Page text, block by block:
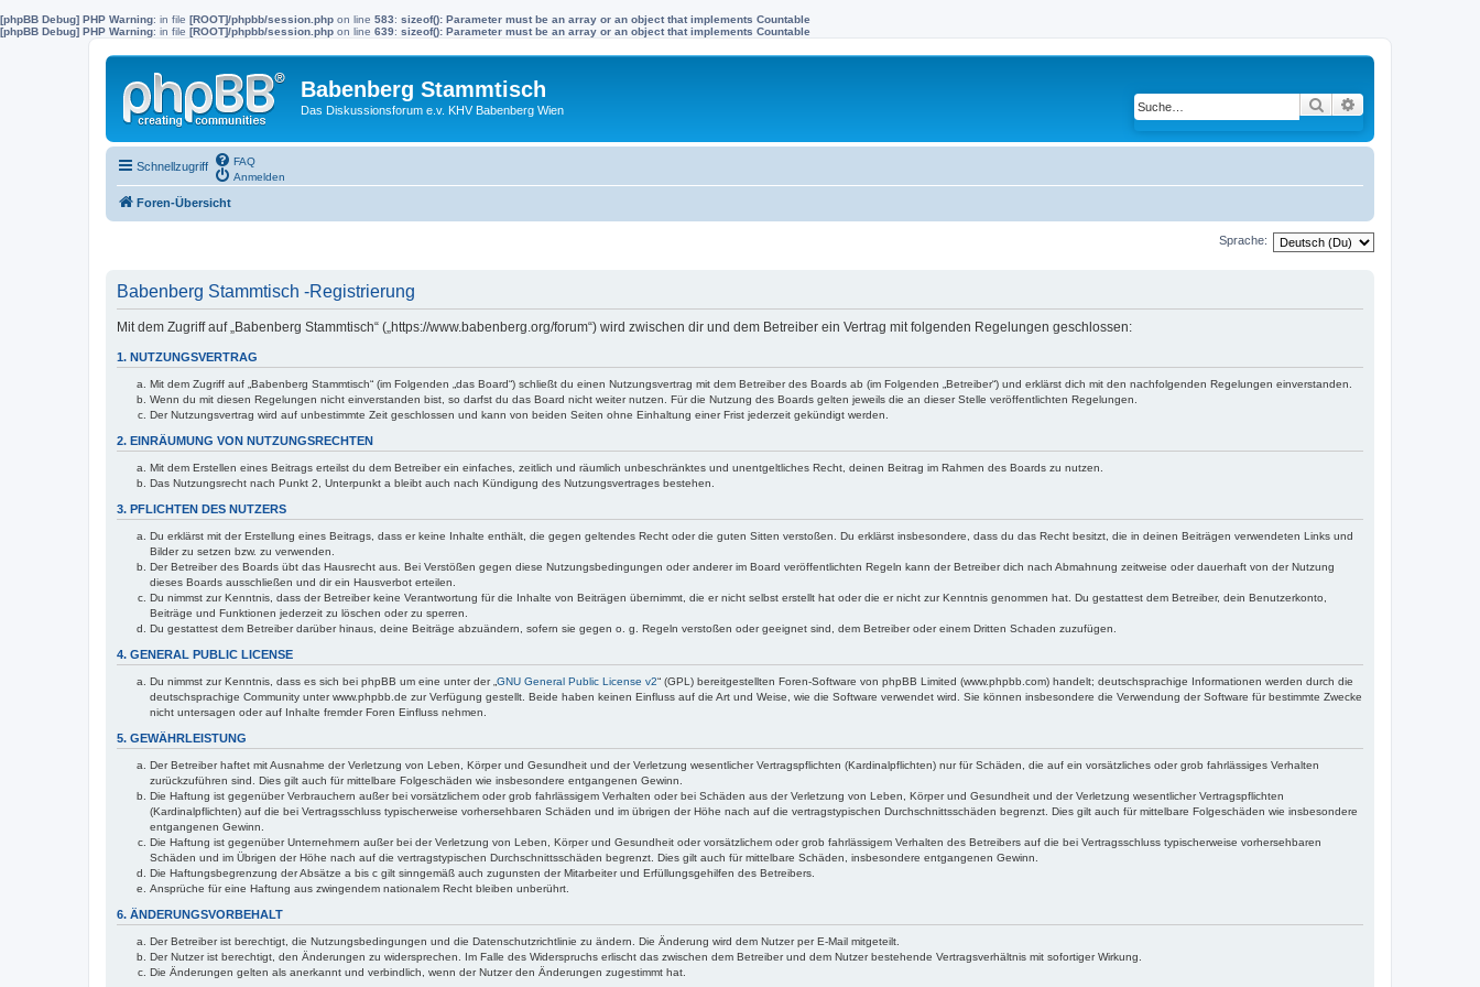
[phpBB Debug] PHP Warning: in file [ROOT]/phpbb/session.php on line 583: sizeof(): Parameter must be an array or an object that implements Countable
[phpBB Debug] PHP Warning: in file [ROOT]/phpbb/session.php on line 639: sizeof(): Parameter must be an array or an object that implements Countable
Babenberg Stammtisch
Das Diskussionsforum e.v. KHV Babenberg Wien Suche
Schnellzugriff
FAQ
Anmelden
Foren-Übersicht
Sprache:
Babenberg Stammtisch -Registrierung
Mit dem Zugriff auf „Babenberg Stammtisch“ („https://www.babenberg.org/forum“) wird zwischen dir und dem Betreiber ein Vertrag mit folgenden Regelungen geschlossen:
1. NUTZUNGSVERTRAG
Mit dem Zugriff auf „Babenberg Stammtisch“ (im Folgenden „das Board“) schließt du einen Nutzungsvertrag mit dem Betreiber des Boards ab (im Folgenden „Betreiber“) und erklärst dich mit den nachfolgenden Regelungen einverstanden.
Wenn du mit diesen Regelungen nicht einverstanden bist, so darfst du das Board nicht weiter nutzen. Für die Nutzung des Boards gelten jeweils die an dieser Stelle veröffentlichten Regelungen.
Der Nutzungsvertrag wird auf unbestimmte Zeit geschlossen und kann von beiden Seiten ohne Einhaltung einer Frist jederzeit gekündigt werden.
2. EINRÄUMUNG VON NUTZUNGSRECHTEN
Mit dem Erstellen eines Beitrags erteilst du dem Betreiber ein einfaches, zeitlich und räumlich unbeschränktes und unentgeltliches Recht, deinen Beitrag im Rahmen des Boards zu nutzen.
Das Nutzungsrecht nach Punkt 2, Unterpunkt a bleibt auch nach Kündigung des Nutzungsvertrages bestehen.
3. PFLICHTEN DES NUTZERS
Du erklärst mit der Erstellung eines Beitrags, dass er keine Inhalte enthält, die gegen geltendes Recht oder die guten Sitten verstoßen. Du erklärst insbesondere, dass du das Recht besitzt, die in deinen Beiträgen verwendeten Links und
Bilder zu setzen bzw. zu verwenden.
Der Betreiber des Boards übt das Hausrecht aus. Bei Verstößen gegen diese Nutzungsbedingungen oder anderer im Board veröffentlichten Regeln kann der Betreiber dich nach Abmahnung zeitweise oder dauerhaft von der Nutzung
dieses Boards ausschließen und dir ein Hausverbot erteilen.
Du nimmst zur Kenntnis, dass der Betreiber keine Verantwortung für die Inhalte von Beiträgen übernimmt, die er nicht selbst erstellt hat oder die er nicht zur Kenntnis genommen hat. Du gestattest dem Betreiber, dein Benutzerkonto,
Beiträge und Funktionen jederzeit zu löschen oder zu sperren.
Du gestattest dem Betreiber darüber hinaus, deine Beiträge abzuändern, sofern sie gegen o. g. Regeln verstoßen oder geeignet sind, dem Betreiber oder einem Dritten Schaden zuzufügen.
4. GENERAL PUBLIC LICENSE
Du nimmst zur Kenntnis, dass es sich bei phpBB um eine unter der „ GNU General Public License v2“ (GPL) bereitgestellten Foren-Software von phpBB Limited (www.phpbb.com) handelt; deutschsprachige Informationen werden durch die
deutschsprachige Community unter www.phpbb.de zur Verfügung gestellt. Beide haben keinen Einfluss auf die Art und Weise, wie die Software verwendet wird. Sie können insbesondere die Verwendung der Software für bestimmte Zwecke
nicht untersagen oder auf Inhalte fremder Foren Einfluss nehmen.
5. GEWÄHRLEISTUNG
Der Betreiber haftet mit Ausnahme der Verletzung von Leben, Körper und Gesundheit und der Verletzung wesentlicher Vertragspflichten (Kardinalpflichten) nur für Schäden, die auf ein vorsätzliches oder grob fahrlässiges Verhalten
zurückzuführen sind. Dies gilt auch für mittelbare Folgeschäden wie insbesondere entgangenen Gewinn.
Die Haftung ist gegenüber Verbrauchern außer bei vorsätzlichem oder grob fahrlässigem Verhalten oder bei Schäden aus der Verletzung von Leben, Körper und Gesundheit und der Verletzung wesentlicher Vertragspflichten
(Kardinalpflichten) auf die bei Vertragsschluss typischerweise vorhersehbaren Schäden und im übrigen der Höhe nach auf die vertragstypischen Durchschnittsschäden begrenzt. Dies gilt auch für mittelbare Folgeschäden wie insbesondere
entgangenen Gewinn.
Die Haftung ist gegenüber Unternehmern außer bei der Verletzung von Leben, Körper und Gesundheit oder vorsätzlichem oder grob fahrlässigem Verhalten des Betreibers auf die bei Vertragsschluss typischerweise vorhersehbaren
Schäden und im Übrigen der Höhe nach auf die vertragstypischen Durchschnittsschäden begrenzt. Dies gilt auch für mittelbare Schäden, insbesondere entgangenen Gewinn.
Die Haftungsbegrenzung der Absätze a bis c gilt sinngemäß auch zugunsten der Mitarbeiter und Erfüllungsgehilfen des Betreibers.
Ansprüche für eine Haftung aus zwingendem nationalem Recht bleiben unberührt.
6. ÄNDERUNGSVORBEHALT
Der Betreiber ist berechtigt, die Nutzungsbedingungen und die Datenschutzrichtlinie zu ändern. Die Änderung wird dem Nutzer per E-Mail mitgeteilt.
Der Nutzer ist berechtigt, den Änderungen zu widersprechen. Im Falle des Widerspruchs erlischt das zwischen dem Betreiber und dem Nutzer bestehende Vertragsverhältnis mit sofortiger Wirkung.
Die Änderungen gelten als anerkannt und verbindlich, wenn der Nutzer den Änderungen zugestimmt hat.